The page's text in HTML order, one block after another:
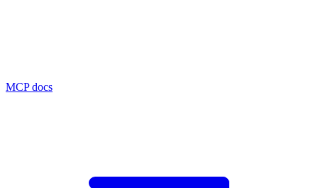
MCP docs